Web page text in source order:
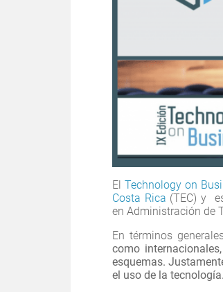
ElTechnology on
Costa Rica (TEC) y
en Administración de
En términos
como
esquemas.
el uso de la tecnología.